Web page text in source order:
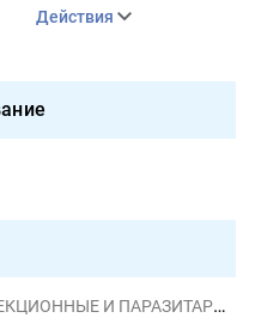
Действия
И ПАРАЗИТАРНЫЕ БОЛЕЗНИ